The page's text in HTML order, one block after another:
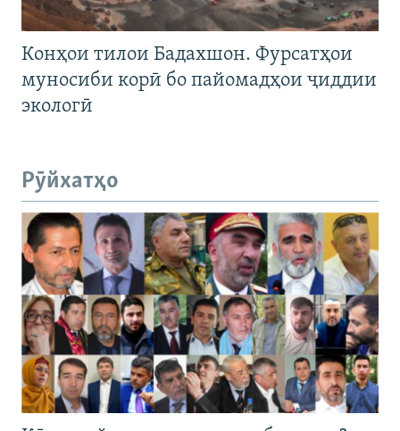
Конҳои тилои Бадахшон. Фурсатҳои
муносиби корӣ бо пайомадҳои ҷиддии
экологӣ
Рӯйхатҳо